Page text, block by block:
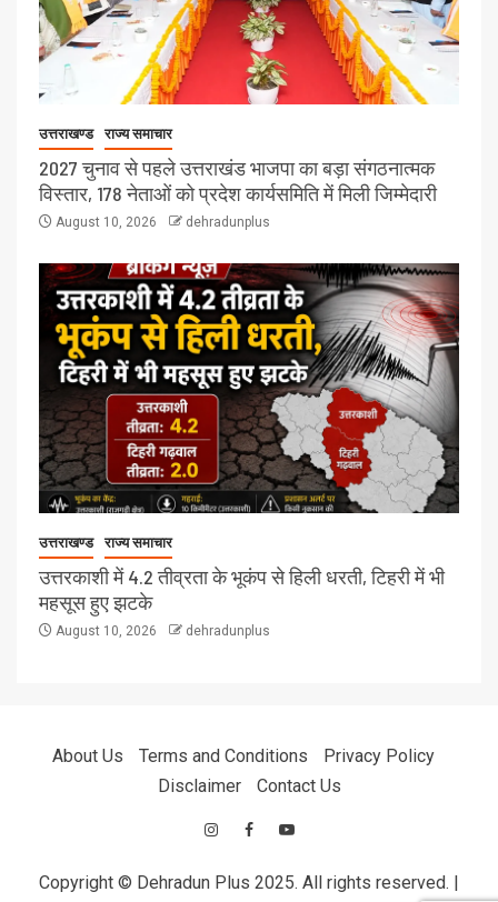
उत्तराखण्ड राज्य समाचार
2027 चुनाव से पहले उत्तराखंड भाजपा का बड़ा संगठनात्मक
विस्तार, 178 नेताओं को प्रदेश कार्यसमिति में मिली जिम्मेदारी
August 10, 2026 dehradunplus
उत्तराखण्ड राज्य समाचार
उत्तरकाशी में 4.2 तीव्रता के भूकंप से हिली धरती, टिहरी में भी
महसूस हुए झटके
August 10, 2026 dehradunplus
About Us Terms and Conditions
Privacy Policy
Disclaimer
Contact Us
Copyright © Dehradun Plus 2025. All rights reserved.